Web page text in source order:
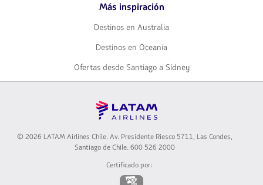
Más inspiración
Destinos en Australia
Destinos en Oceanía
Ofertas desde Santiago a Sídney
© 2026 LATAM Airlines Chile. Av. Presidente Riesco 5711, Las Condes,
Santiago de Chile. 600 526 2000
Certificado por:
El